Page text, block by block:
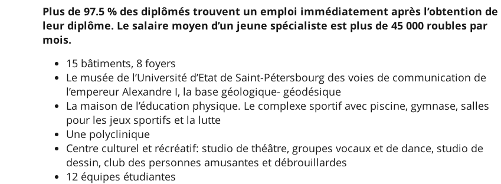
Plus de 97.5 % des diplômés trouvent un emploi immédiatement après l’obtention de
leur diplôme. Le salaire moyen d’un jeune spécialiste est plus de 45 000 roubles par
mois.
15 bâtiments, 8 foyers
Le musée de l’Université d’Etat de Saint-Pétersbourg des voies de communication de
l’empereur Alexandre I, la base géologique- géodésique
La maison de l’éducation physique. Le complexe sportif avec piscine, gymnase, salles
pour les jeux sportifs et la lutte
Une polyclinique
Centre culturel et récréatif: studio de théâtre, groupes vocaux et de danсe, studio de
dessin, club des personnes amusantes et débrouillardes
12 équipes étudiantes